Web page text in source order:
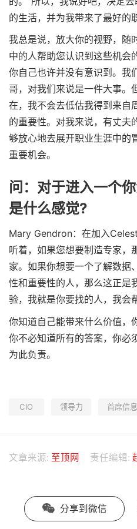
的生活，并为我带来了最好的
我总是说，放大你的视野，随
中的人帮助您认识到这些机会
你自己也许并没有意识到。我
哥，对我们来说是一件大事。
在，我不会去低估我得到来自
的重要性。对我来说，有丈夫
够放心地去展开职业生涯中的
重要机会。
问：对于进入一个
是什么感觉?
Mary Gendron：在加入
听着，如果您想要制造专家，
家。如果你想要一个了解数据
性和重要性的人，那么这正是
验，我就是你要找的人，我会
你知道自己能带来什么价值，
你不必知道所有的答案，你必
为此负责。
CIO 领导力 首席信
文章来源: 至顶网 责任编辑:
分享到微信